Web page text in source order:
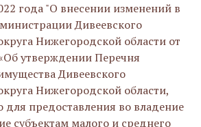
года "О внесении изменений в
Дивеевского
Нижегородской области от
утверждении Перечня
Дивеевского
Нижегородской области,
для предоставления во владение
субъектам малого и среднего